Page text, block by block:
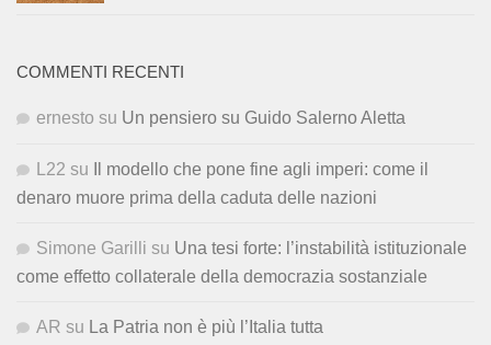
COMMENTI RECENTI
ernesto su Un pensiero su Guido Salerno Aletta
L22 su
Il modello che pone fine agli imperi: come il
denaro muore prima della caduta delle nazioni
Simone Garilli su Una tesi forte: l’instabilità istituzionale
come effetto collaterale della democrazia sostanziale
AR su La Patria non è più l’Italia tutta